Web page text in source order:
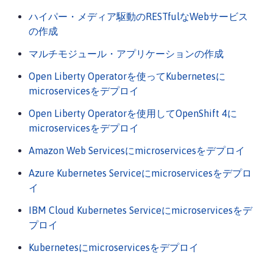
ハイパー・メディア駆動のRESTfulなWebサービス
の作成
マルチモジュール・アプリケーションの作成
Open Liberty Operatorを使ってKubernetesに
microservicesをデプロイ
Open Liberty Operatorを使用してOpenShift 4に
microservicesをデプロイ
Amazon Web Servicesにmicroservicesをデプロイ
Azure Kubernetes Serviceにmicroservicesをデプロ
イ
IBM Cloud Kubernetes Serviceにmicroservicesをデ
プロイ
Kubernetesにmicroservicesをデプロイ